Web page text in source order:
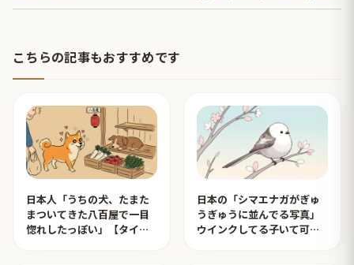
こちらの記事もおすすめです
日本人「うちの犬、たまた
まついてきた八百屋で一目
惚れしたっぽい」【タイ人
日本の「シマエナガがぎゅ
うぎゅうに並んでる写真」
ウインクしてる子いて可愛